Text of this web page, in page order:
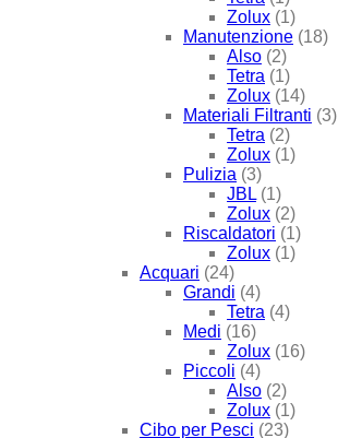
Zolux (1)
Manutenzione (18)
Also (2)
Tetra (1)
Zolux (14)
Materiali Filtranti (3)
Tetra (2)
Zolux (1)
Pulizia (3)
JBL (1)
Zolux (2)
Riscaldatori (1)
Zolux (1)
Acquari (24)
Grandi (4)
Tetra (4)
Medi (16)
Zolux (16)
Piccoli (4)
Also (2)
Zolux (1)
Cibo per Pesci (23)